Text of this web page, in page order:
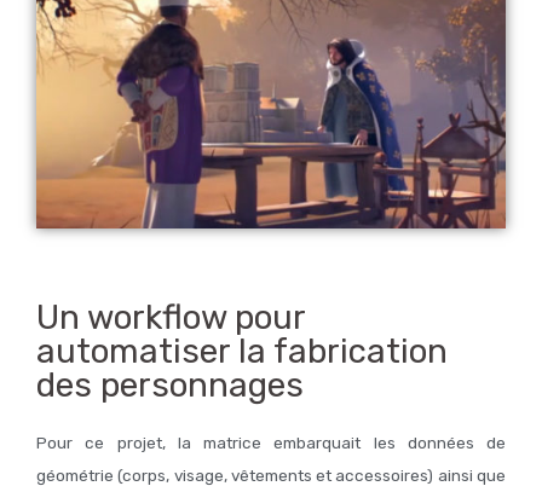
Un workflow pour
automatiser la fabrication
des personnages
Pour ce projet, la matrice embarquait les données de
géométrie (corps, visage, vêtements et accessoires) ainsi que